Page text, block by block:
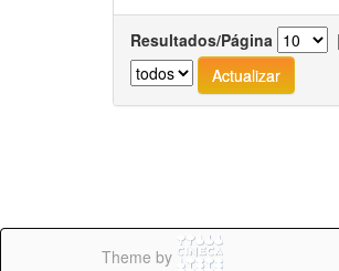
Resultados/Página |
Theme by